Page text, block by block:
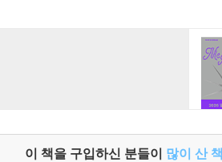
이 책을 구입하신 분들이 많이 산 책